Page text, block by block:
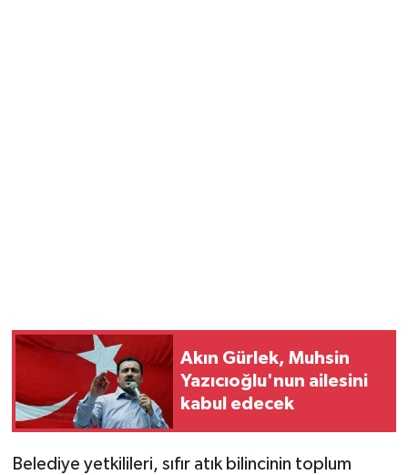
Akın Gürlek, Muhsin
Yazıcıoğlu'nun ailesini
kabul edecek
Belediye yetkilileri, sıfır atık bilincinin toplum